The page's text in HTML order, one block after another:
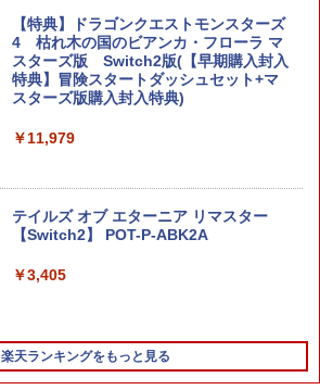
【特典】ドラゴンクエストモンスターズ
4 枯れ木の国のビアンカ・フローラ マ
スターズ版 Switch2版(【早期購入封入
特典】冒険スタートダッシュセット+マ
スターズ版購入封入特典)
￥11,979
テイルズ オブ エターニア リマスター
【Switch2】 POT-P-ABK2A
￥3,405
楽天ランキングをもっと見る